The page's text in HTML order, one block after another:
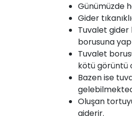
Günümüzde
Gider
Tuvalet gider
borusuna
Tuvalet
kötü görüntü
Bazen ise
Oluşan
giderir.